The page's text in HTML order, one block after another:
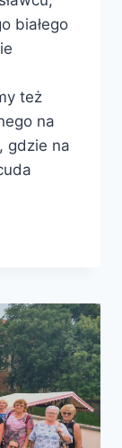
białego
też
na
gdzie na